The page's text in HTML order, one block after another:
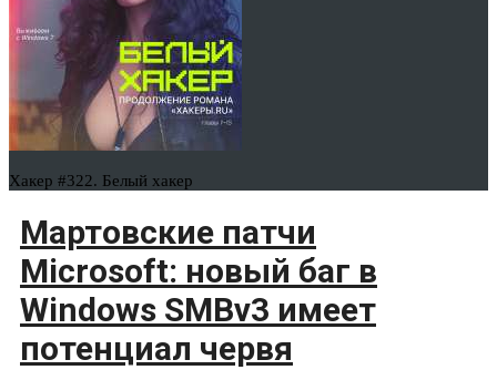
Хакер #322. Белый хакер
Мартовские патчи
Microsoft: новый баг в
Windows SMBv3 имеет
потенциал червя